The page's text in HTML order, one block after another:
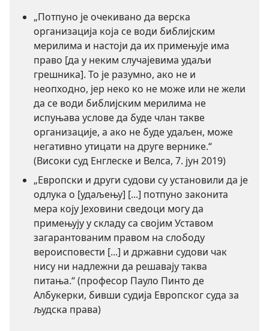
„Потпуно је очекивано да верска
организација која се води библијским
мерилима и настоји да их примењује има
право [да у неким случајевима удаљи
грешника]. То је разумно, ако не и
неопходно, јер неко ко не може или не жели
да се води библијским мерилима не
испуњава услове да буде члан такве
организације, а ако не буде удаљен, може
негативно утицати на друге вернике.“
(Високи суд Енглеске и Велса, 7. јун 2019)
„Европски и други судови су установили да је
одлука о [удаљењу] [...] потпуно законита
мера коју Јеховини сведоци могу да
примењују у складу са својим Уставом
загарантованим правом на слободу
вероисповести [...] и државни судови чак
нису ни надлежни да решавају таква
питања.“ (професор Пауло Пинто де
Албукерки, бивши судија Европског суда за
људска права)